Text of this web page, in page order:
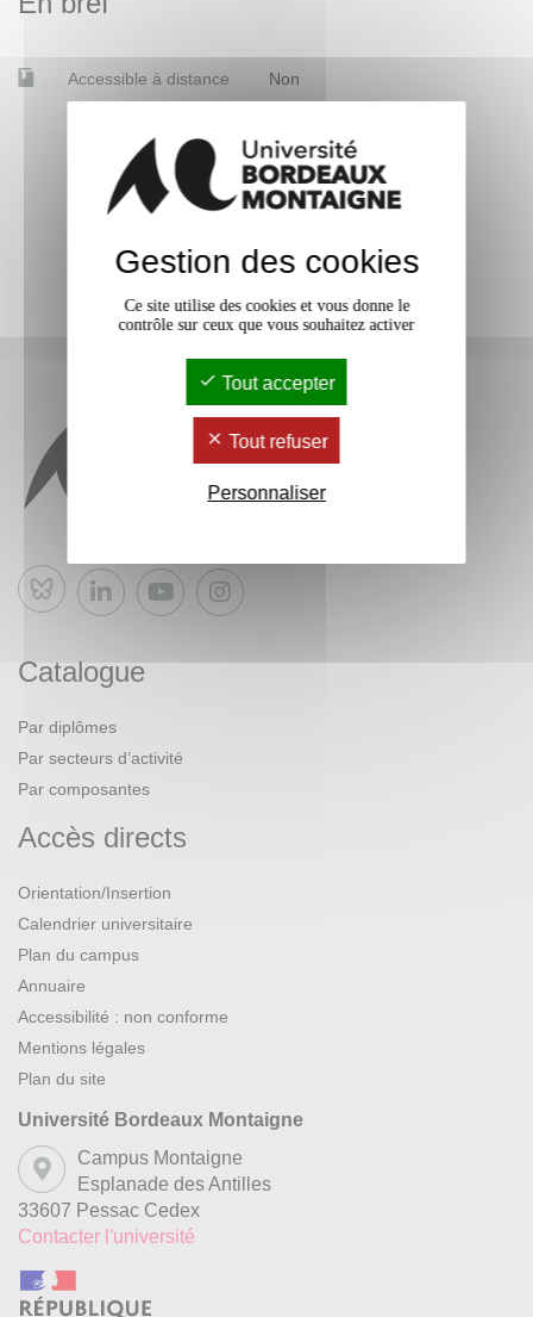
Accessible à distance Non
Bluesky
Catalogue
Par diplômes
Par secteurs d’activité
Par composantes
Accès directs
Orientation/Insertion
Calendrier universitaire
Plan du campus
Annuaire
Accessibilité : non conforme
Mentions légales
Plan du site
Université Bordeaux Montaigne
Campus Montaigne
Esplanade des Antilles
33607 Pessac Cedex
Contacter l'université
Gestion des cookies
Ce site utilise des cookies et vous donne le
contrôle sur ceux que vous souhaitez activer
Tout accepter
Tout refuser
Personnaliser